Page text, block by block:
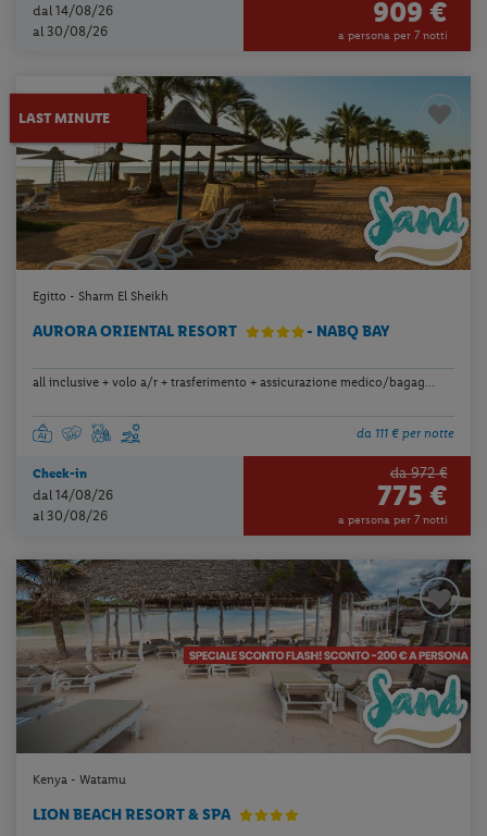
dal 14/08/26
al 30/08/26
909 €
a persona per 7 notti
LAST MINUTE
Egitto - Sharm El Sheikh
AURORA ORIENTAL RESORT - NABQ BAY
all inclusive + volo a/r + trasferimento + assicurazione medico/bagag...
da 111 € per notte
Check-in
dal 14/08/26
al 30/08/26
da 972 €
775 €
a persona per 7 notti
Kenya - Watamu
LION BEACH RESORT & SPA